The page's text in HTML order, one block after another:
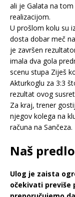
ali je Galata na
realizacijom.
U prošlom kolu su
dosta dobar meč
je završen
imala dva gola
scenu stupa Ziješ
Akturkoglu za 3:3
rezultat ovog
Za kraj, trener
njegov kolega na
računa na Sančeza.
Naš
Ulog je zaista
očekivati previše